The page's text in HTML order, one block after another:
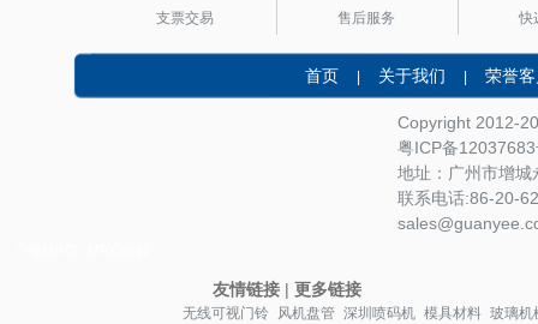
支票交易
售后服务
快
首页 | 关于我们 | 荣誉
Copyright 2012-
粤ICP备12037683
地址：广州市增
联系电话:86-20-
友情链接| 更多链接
无线可视门铃 风机盘管 深圳喷码机 模具材料 玻璃机